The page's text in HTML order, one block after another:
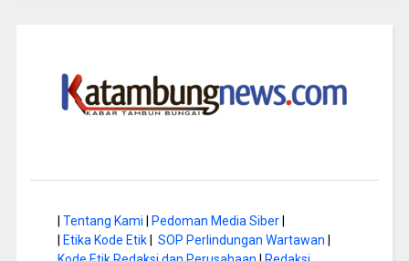
Tentang Kami Pedoman Media Siber|
Etika Kode Etik| SOP Perlindungan Wartawan